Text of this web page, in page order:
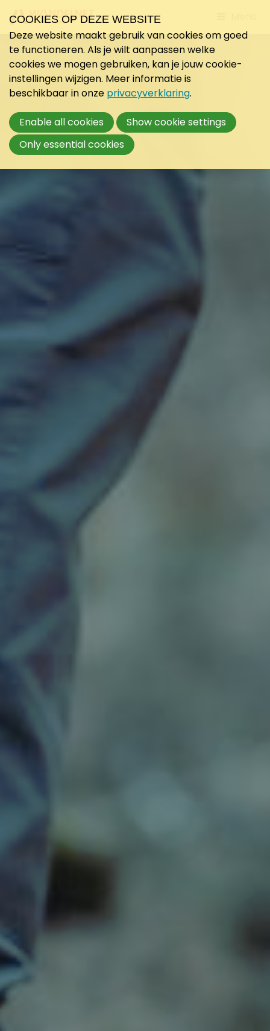
to
COOKIES OP DEZE WEBSITE
Deze website maakt gebruik van cookies om goed
te functioneren. Als je wilt aanpassen welke
cookies we mogen gebruiken, kan je jouw cookie-
instellingen wijzigen. Meer informatie is
beschikbaar in onze privacyverklaring.
Enable all cookies
Show cookie settings
Only essential cookies